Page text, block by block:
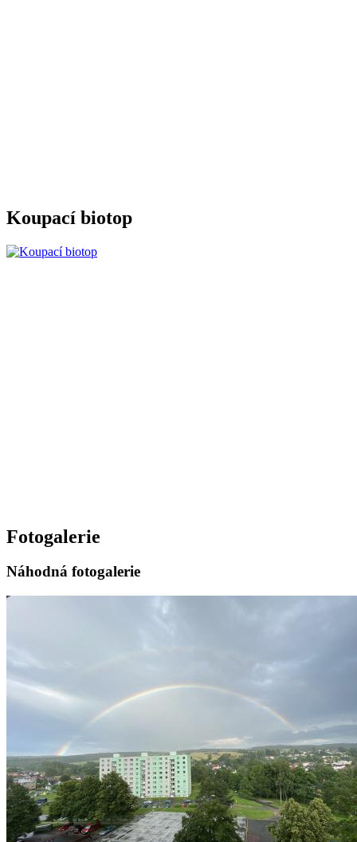
Koupací biotop
Fotogalerie
Náhodná fotogalerie